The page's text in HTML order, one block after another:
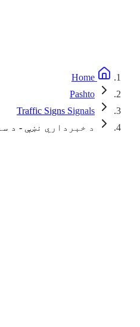
Home
Pashto
Traffic Signs Signals
د خبرداري نښې - د